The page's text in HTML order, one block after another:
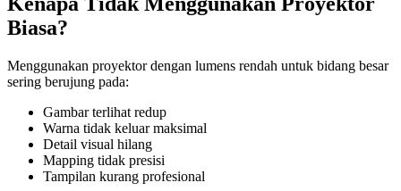
Biasa?
Menggunakan proyektor dengan lumens rendah untuk bidang besar
sering berujung pada:
Gambar terlihat redup
Warna tidak keluar maksimal
Detail visual hilang
Mapping tidak presisi
Tampilan kurang profesional